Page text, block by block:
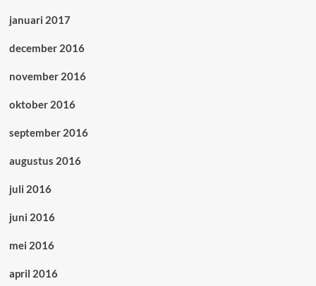
januari 2017
december 2016
november 2016
oktober 2016
september 2016
augustus 2016
juli 2016
juni 2016
mei 2016
april 2016